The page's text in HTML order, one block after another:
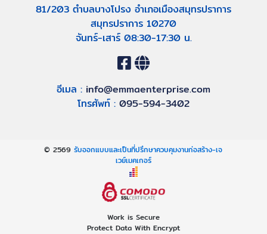
81/203 ตำบลบางโปรง อำเภอเมืองสมุทรปราการ
สมุทรปราการ 10270
จันทร์-เสาร์ 08:30-17:30 น.
อีเมล : info@emmaenterprise.com
โทรศัพท์ : 095-594-3402
© 2569รับออกแบบและเป็นที่ปรึกษาควบคุมงานก่อสร้าง-เจ
เวย์เมคเกอร์
Work is Secure
Protect Data With Encrypt